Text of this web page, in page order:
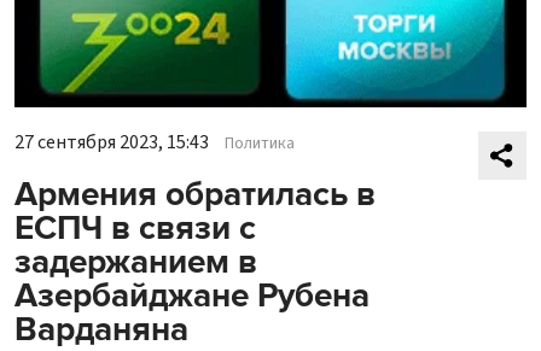
27 сентября 2023, 15:43 Политика
Армения обратилась в
ЕСПЧ в связи с
задержанием в
Азербайджане Рубена
Варданяна